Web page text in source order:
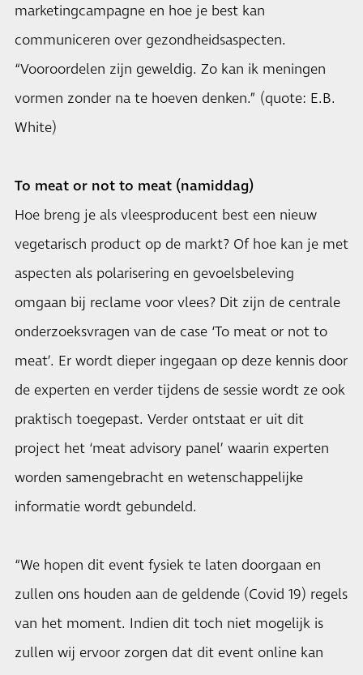
marketingcampagne en hoe je best kan
communiceren over gezondheidsaspecten.
“Vooroordelen zijn geweldig. Zo kan ik meningen
vormen zonder na te hoeven denken.” (quote: E.B.
White)
To meat or not to meat (namiddag)
Hoe breng je als vleesproducent best een nieuw
vegetarisch product op de markt? Of hoe kan je met
aspecten als polarisering en gevoelsbeleving
omgaan bij reclame voor vlees? Dit zijn de centrale
onderzoeksvragen van de case ‘To meat or not to
meat’. Er wordt dieper ingegaan op deze kennis door
de experten en verder tijdens de sessie wordt ze ook
praktisch toegepast. Verder ontstaat er uit dit
project het ‘meat advisory panel’ waarin experten
worden samengebracht en wetenschappelijke
informatie wordt gebundeld.
“We hopen dit event fysiek te laten doorgaan en
zullen ons houden aan de geldende (Covid 19) regels
van het moment. Indien dit toch niet mogelijk is
zullen wij ervoor zorgen dat dit event online kan